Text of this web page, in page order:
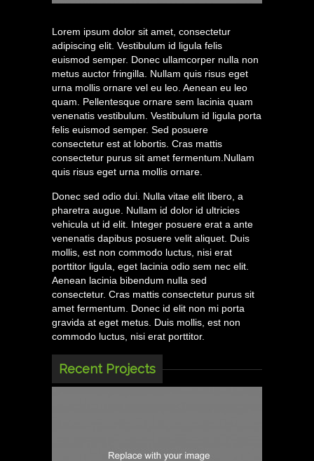
Lorem ipsum dolor sit amet, consectetur
adipiscing elit. Vestibulum id ligula felis
euismod semper. Donec ullamcorper nulla non
metus auctor fringilla. Nullam quis risus eget
urna mollis ornare vel eu leo. Aenean eu leo
quam. Pellentesque ornare sem lacinia quam
venenatis vestibulum. Vestibulum id ligula porta
felis euismod semper. Sed posuere
consectetur est at lobortis. Cras mattis
consectetur purus sit amet fermentum.Nullam
quis risus eget urna mollis ornare.
Donec sed odio dui. Nulla vitae elit libero, a
pharetra augue. Nullam id dolor id ultricies
vehicula ut id elit. Integer posuere erat a ante
venenatis dapibus posuere velit aliquet. Duis
mollis, est non commodo luctus, nisi erat
porttitor ligula, eget lacinia odio sem nec elit.
Aenean lacinia bibendum nulla sed
consectetur. Cras mattis consectetur purus sit
amet fermentum. Donec id elit non mi porta
gravida at eget metus. Duis mollis, est non
commodo luctus, nisi erat porttitor.
Recent Projects